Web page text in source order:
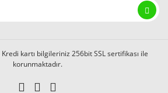
Kredi kartı bilgileriniz 256bit SSL sertifikası ile
korunmaktadır.